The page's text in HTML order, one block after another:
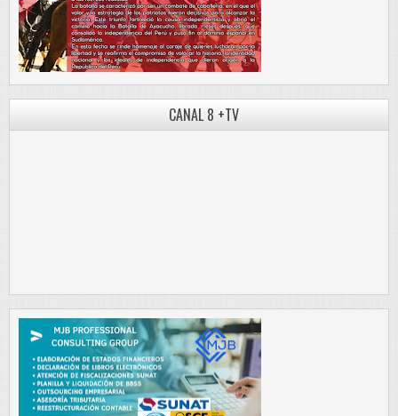
CANAL 8 +TV